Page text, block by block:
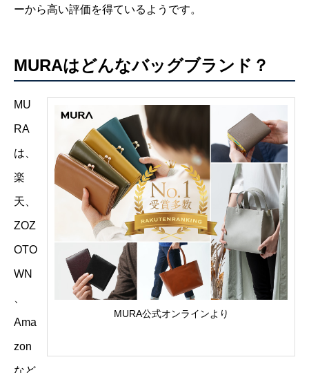
ーから高い評価を得ているようです。
MURAはどんなバッグブランド？
MURA公式オンラインより
MU
RA
は、
楽
天、
ZOZ
OTO
WN
Ama
zon
など